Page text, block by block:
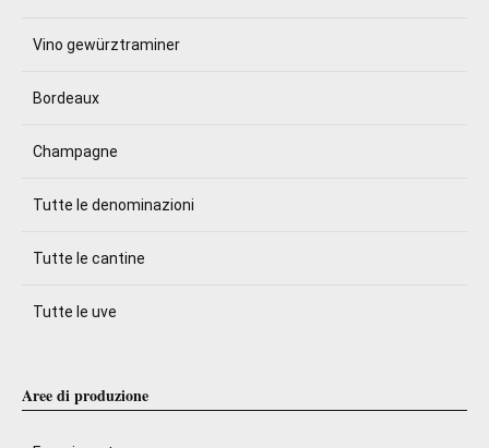
Vino gewürztraminer
Bordeaux
Champagne
Tutte le denominazioni
Tutte le cantine
Tutte le uve
Aree di produzione